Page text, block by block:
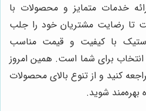
خدمات متمایز و محصولات با
تا رضایت مشتریان خود را جلب
با کیفیت و قیمت مناسب
برای شما است. همین امروز
کنید و از تنوع بالای محصولات
بهره‌مند شوید.